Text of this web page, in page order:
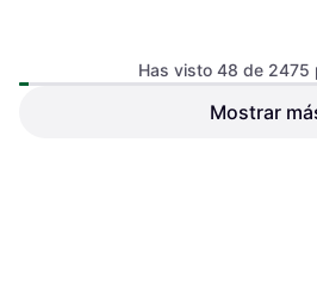
Black Diamond Half Dome M-
Casco de escalada, Unisexo
Has visto 48 de 2475
Mostrar